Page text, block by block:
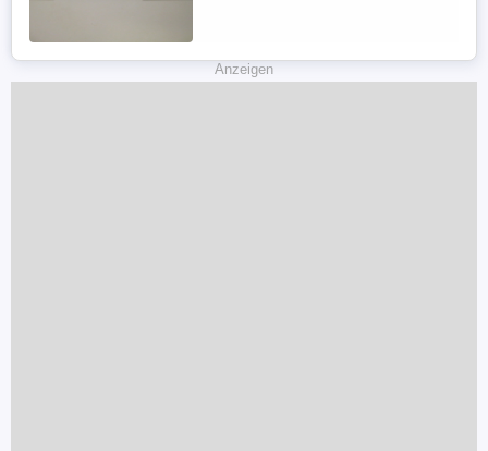
PLEXIGLAS GEHÄUSE - FARBE ...
Anzeigen